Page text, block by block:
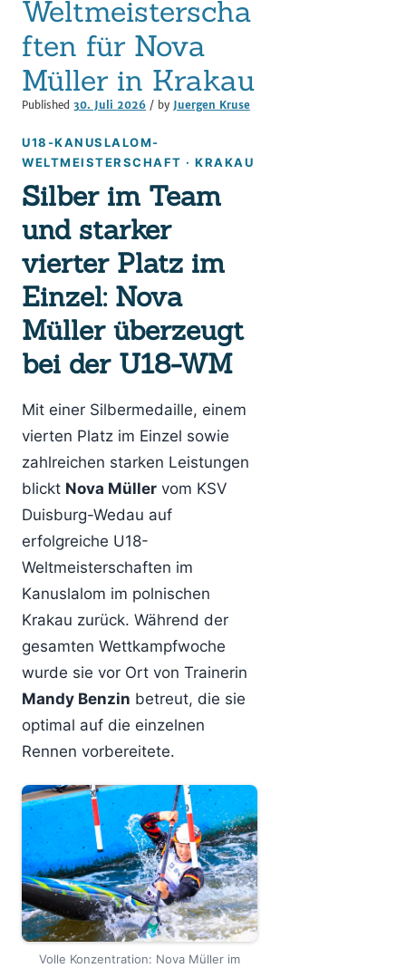
Weltmeisterscha
ften für Nova
Müller in Krakau
Published 30. Juli 2026 / by Juergen Kruse
U18-KANUSLALOM-
WELTMEISTERSCHAFT · KRAKAU
Silber im Team
und starker
vierter Platz im
Einzel: Nova
Müller überzeugt
bei der U18-WM
Mit einer Silbermedaille, einem
vierten Platz im Einzel sowie
zahlreichen starken Leistungen
blickt Nova Müller vom KSV
Duisburg-Wedau auf
erfolgreiche U18-
Weltmeisterschaften im
Kanuslalom im polnischen
Krakau zurück. Während der
gesamten Wettkampfwoche
wurde sie vor Ort von Trainerin
Mandy Benzin betreut, die sie
optimal auf die einzelnen
Rennen vorbereitete.
Volle Konzentration: Nova Müller im